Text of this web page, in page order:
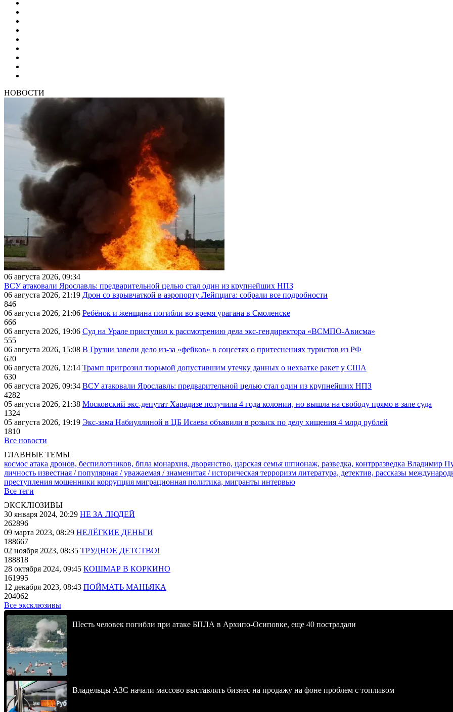
НОВОСТИ
06 августа 2026, 09:34
ВСУ атаковали Ярославль: предварительной целью стал один из крупнейших НПЗ
06 августа 2026, 21:19 Дрон со взрывчаткой в аэропорту Лейпцига: собрали все подробности
846
06 августа 2026, 21:06 Ребёнок и женщина погибли во время урагана в Смоленске
666
06 августа 2026, 19:06 Суд на Урале приступил к рассмотрению дела экс-гендиректора «ВСМПО-Ависма»
555
06 августа 2026, 15:08 В Грузии завели дело из-за «фейков» в соцсетях о притеснениях туристов из РФ
620
06 августа 2026, 12:14 Трамп пригрозил тюрьмой допустившим утечку данных о нехватке ракет у США
630
06 августа 2026, 09:34 ВСУ атаковали Ярославль: предварительной целью стал один из крупнейших НПЗ
4282
05 августа 2026, 21:38 Московский экс-депутат Харадизе получила 4 года колонии, но вышла на свободу прямо в зале суда
1324
05 августа 2026, 19:19 Экс-зама Набиуллиной в ЦБ Исаева объявили в розыск по делу хищения 4 млрд рублей
1810
Все новости
ГЛАВНЫЕ ТЕМЫ
космос атака дронов, беспилотников, бпла монархия, дворянство, царская семья шпионаж, разведка, контрразведка Владимир
личность известная / популярная / уважаемая / знаменитая / историческая терроризм литература, детектив, рассказы
преступления мошенники коррупция миграционная политика, мигранты интервью
Все теги
ЭКСКЛЮЗИВЫ
30 января 2024, 20:29 НЕ ЗА ЛЮДЕЙ
262896
09 марта 2023, 08:29 НЕЛЁГКИЕ ДЕНЬГИ
188667
02 ноября 2023, 08:35 ТРУДНОЕ ДЕТСТВО!
188818
28 октября 2024, 09:45 КОШМАР В КОРКИНО
161995
12 декабря 2023, 08:43 ПОЙМАТЬ МАНЬЯКА
204062
Все эксклюзивы
Шесть человек погибли при атаке БПЛА в Архипо-Осиповке, еще 40 пострадали
Владельцы АЗС начали массово выставлять бизнес на продажу на фоне проблем с топливом